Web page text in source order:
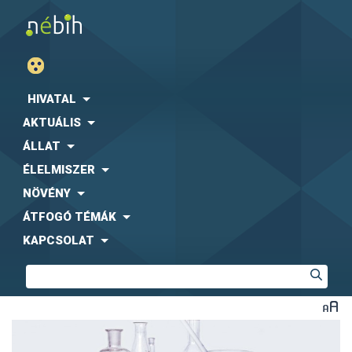
HIVATAL
AKTUÁLIS
ÁLLAT
ÉLELMISZER
NÖVÉNY
ÁTFOGÓ TÉMÁK
KAPCSOLAT